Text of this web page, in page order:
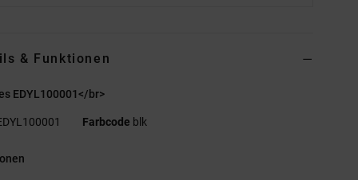
& Funktionen
EDYL100001</br>
Farbcode blk